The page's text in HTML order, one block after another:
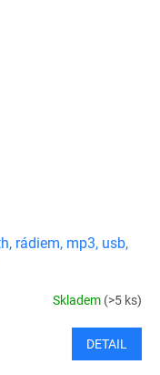
rádiem, mp3, usb,
Skladem (>5 ks)
DETAIL